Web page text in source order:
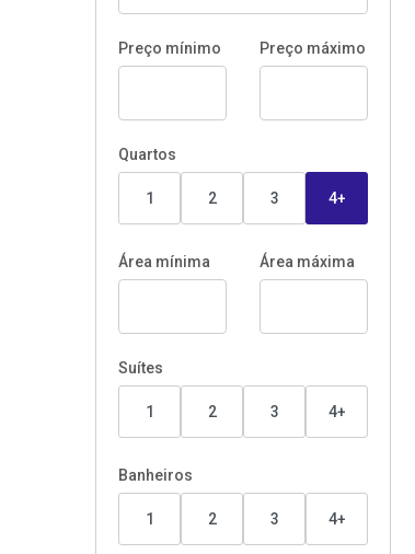
Preço mínimo Preço máximo
Quartos
1 2 3 4+
Área mínima Área máxima
Suítes
1 2 3 4+
Banheiros
1 2 3 4+